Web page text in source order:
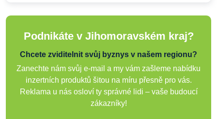
Podnikáte v Jihomoravském kraj?
Chcete zviditelnit svůj byznys v našem regionu?
Zanechte nám svůj e-mail a my vám zašleme nabídku
inzertních produktů šitou na míru přesně pro vás.
Reklama u nás osloví ty správné lidi – vaše budoucí
zákazníky!